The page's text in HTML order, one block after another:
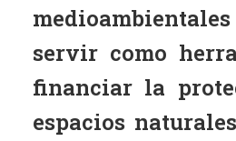
servir como
financiar la
espacios